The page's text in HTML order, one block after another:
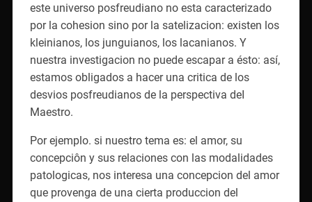
este universo posfreudiano no esta caracterizado
por la cohesion sino por la satelizacion: existen los
kleinianos, los junguianos, los lacanianos. Y
nuestra investigacion no puede escapar a ésto: así,
estamos obligados a hacer una critica de los
desvios posfreudianos de la perspectiva deI
Maestro.
Por ejemplo. si nuestro tema es: el amor, su
concepciôn y sus relaciones con las modalidades
patologicas, nos interesa una concepcion del amor
que provenga de una cierta produccion del